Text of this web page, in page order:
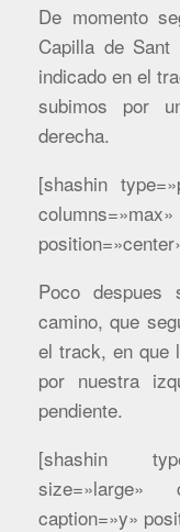
De momento
Capilla de
indicado en el
subimos por
derecha.
[shashin
Poco
camino, que
el track, en que
por nuestra
pendiente.
[shashin
size=»large»
caption=»y»